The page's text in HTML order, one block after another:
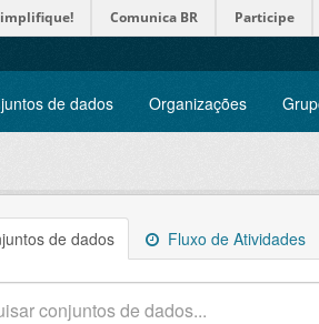
Comunica BR Participe
de dados Organizações
de dados Fluxo de Atividades